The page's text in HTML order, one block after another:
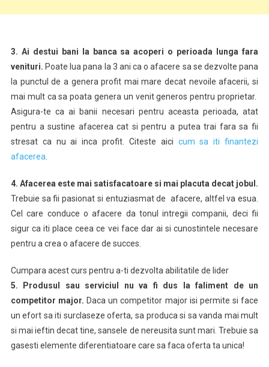
3. Ai destui bani la banca sa acoperi o perioada lunga fara
venituri. Poate lua pana la 3 ani ca o afacere sa se dezvolte pana
la punctul de a genera profit mai mare decat nevoile afacerii, si
mai mult ca sa poata genera un venit generos pentru proprietar.
Asigura-te ca ai banii necesari pentru aceasta perioada, atat
pentru a sustine afacerea cat si pentru a putea trai fara sa fii
stresat ca nu ai inca profit. Citeste aici cum sa iti finantezi
afacerea
4. Afacerea este mai satisfacatoare si mai placuta decat jobul.
Trebuie sa fii pasionat si entuziasmat de afacere, altfel va esua.
Cel care conduce o afacere da tonul intregii companii, deci fii
sigur ca iti place ceea ce vei face dar ai si cunostintele necesare
pentru a crea o afacere de succes.
Cumpara acest curs pentru a-ti dezvolta abilitatile de lider
5.
Produsul sau serviciul nu va fi dus la faliment de un
competitor major. Daca un competitor major isi permite si face
un efort sa iti surclaseze oferta, sa produca si sa vanda mai mult
si mai ieftin decat tine, sansele de nereusita sunt mari. Trebuie sa
gasesti elemente diferentiatoare care sa faca oferta ta unica!